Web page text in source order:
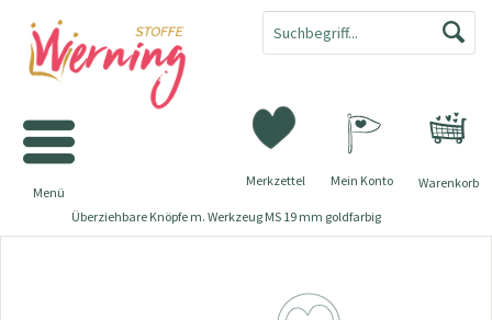
Warenkorb
Merkzettel Mein Konto
Menü
Überziehbare Knöpfe m. Werkzeug MS 19 mm goldfarbig